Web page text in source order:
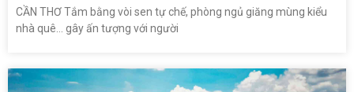
CẦN THƠ Tắm bằng vòi sen tự chế, phòng ngủ giăng mùng kiểu
nhà quê… gây ấn tượng với người